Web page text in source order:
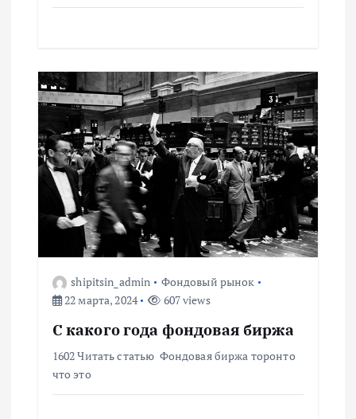
я
м
shipitsin_admin
Фондовый рынок
22 марта, 2024
607 views
С какого года фондовая биржа
1602 Читать статью Фондовая биржа торонто
что это